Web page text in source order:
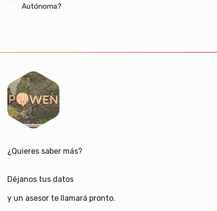
Autónoma?
¿Quieres saber más?
Déjanos tus datos
y un asesor te llamará pronto.